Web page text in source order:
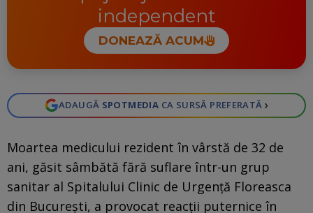
independent
DONEAZĂ ACUM
ADAUGĂ SPOTMEDIA CA SURSĂ PREFERATĂ ›
Moartea medicului rezident în vârstă de 32 de
ani, găsit sâmbătă fără suflare într-un grup
sanitar al Spitalului Clinic de Urgență Floreasca
din București, a provocat reacții puternice în